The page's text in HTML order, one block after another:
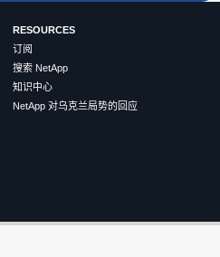
RESOURCES
订阅
搜索 NetApp
知识中心
NetApp 对乌克兰局势的回应